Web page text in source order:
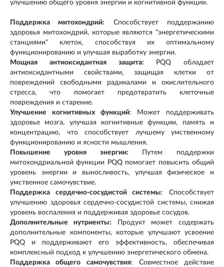
улучшению общего уровня энергии и когнитивной функции.
Поддержка митохондрий: Способствует поддержанию
здоровья митохондрий, которые являются "энергетическими
станциями" клеток, способствуя их оптимальному
функционированию и улучшая выработку энергии.
Мощная антиоксидантная защита:
PQQ обладает
антиоксидантными свойствами, защищая клетки от
повреждений свободными радикалами и окислительного
стресса, что помогает предотвратить клеточные
повреждения и старение.
Улучшение когнитивных функций: Может поддерживать
здоровье мозга, улучшая когнитивные функции, память и
концентрацию, что способствует лучшему умственному
функционированию и ясности мышления.
Повышение уровня энергии: Путем поддержки
митохондриальной функции PQQ помогает повысить общий
уровень энергии и выносливость, улучшая физическое и
умственное самочувствие.
Поддержка сердечно-сосудистой системы: Способствует
улучшению здоровья сердечно-сосудистой системы, снижая
уровень воспаления и поддерживая здоровье сосудов.
Дополнительные нутриенты: Продукт может содержать
дополнительные компоненты, которые улучшают усвоение
PQQ и поддерживают его эффективность, обеспечивая
комплексный подход к улучшению энергетического обмена.
Поддержка общего самочувствия: Совместное действие